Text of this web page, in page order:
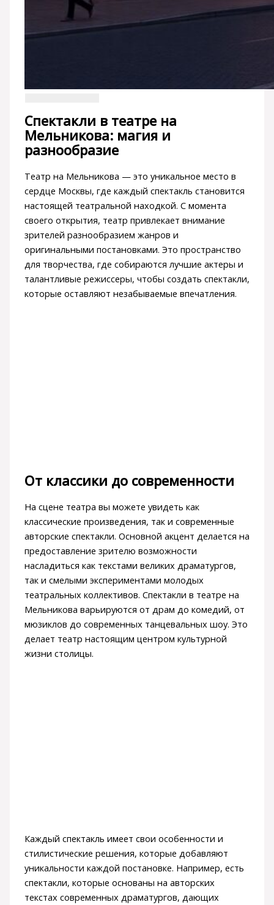
Спектакли в театре на
Мельникова: магия и
разнообразие
Театр на Мельникова — это уникальное место в
сердце Москвы, где каждый спектакль становится
настоящей театральной находкой. С момента
своего открытия, театр привлекает внимание
зрителей разнообразием жанров и
оригинальными постановками. Это пространство
для творчества, где собираются лучшие актеры и
талантливые режиссеры, чтобы создать спектакли,
которые оставляют незабываемые впечатления.
От классики до современности
На сцене театра вы можете увидеть как
классические произведения, так и современные
авторские спектакли. Основной акцент делается на
предоставление зрителю возможности
насладиться как текстами великих драматургов,
так и смелыми экспериментами молодых
театральных коллективов. Спектакли в театре на
Мельникова варьируются от драм до комедий, от
мюзиклов до современных танцевальных шоу. Это
делает театр настоящим центром культурной
жизни столицы.
Каждый спектакль имеет свои особенности и
стилистические решения, которые добавляют
уникальности каждой постановке. Например, есть
спектакли, которые основаны на авторских
текстах современных драматургов, дающих